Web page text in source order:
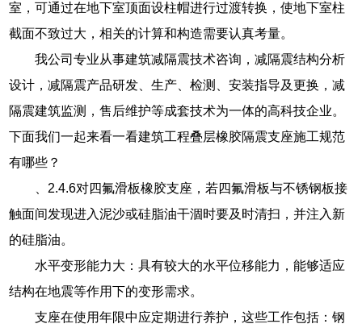
室，可通过在地下室顶面设柱帽进行过渡转换，使地下室柱
截面不致过大，相关的计算和构造需要认真考量。
我公司专业从事建筑减隔震技术咨询，减隔震结构分析
设计，减隔震产品研发、生产、检测、安装指导及更换，减
隔震建筑监测，售后维护等成套技术为一体的高科技企业。
下面我们一起来看一看建筑工程叠层橡胶隔震支座施工规范
有哪些？
、2.4.6对四氟滑板橡胶支座，若四氟滑板与不锈钢板接
触面间发现进入泥沙或硅脂油干涸时要及时清扫，并注入新
的硅脂油。
水平变形能力大：具有较大的水平位移能力，能够适应
结构在地震等作用下的变形需求。
支座在使用年限中应定期进行养护，这些工作包括：钢